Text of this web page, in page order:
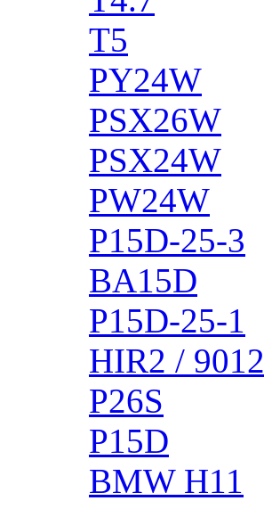
T5
PY24W
PSX26W
PSX24W
PW24W
P15D-25-3
BA15D
P15D-25-1
HIR2 / 9012
P26S
P15D
BMW H11